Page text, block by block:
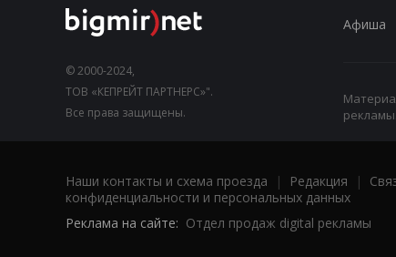
© 2000-2024,
ТОВ «КЕПРЕЙТ ПАРТНЕРС»".
Все права защищены.
Афиша
рекламы.
Наши контакты и схема проезда | Редакция |
конфиденциальности и персональных данных
Реклама на сайте: Отдел продаж digital рекламы